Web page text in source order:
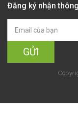
Đăng ký nhận